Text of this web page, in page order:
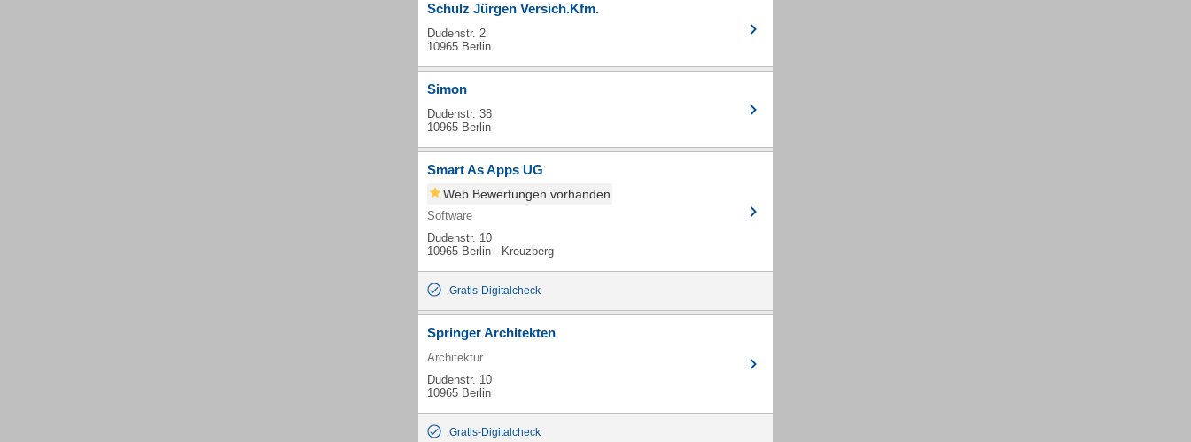
Schulz Jürgen Versich.Kfm.
Dudenstr. 2
10965 Berlin
Simon
Dudenstr. 38
10965 Berlin
Smart As Apps UG
Web Bewertungen vorhanden
Software
Dudenstr. 10
10965 Berlin - Kreuzberg
Gratis-Digitalcheck
Springer Architekten
Architektur
Dudenstr. 10
10965 Berlin
Gratis-Digitalcheck